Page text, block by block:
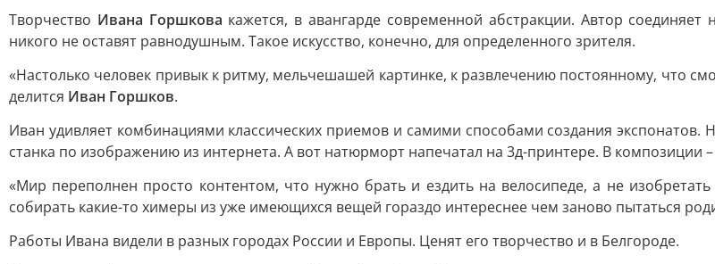
Творчество Ивана Горшкова кажется, в авангарде современной абстракции. Автор
никого не оставят равнодушным. Такое искусство, конечно, для определенного зрителя.
«Настолько человек привык к ритму, мельчешашей картинке, к развлечению постоянному, что
делится Иван Горшков.
Иван удивляет комбинациями классических приемов и самими способами создания
станка по изображению из интернета. А вот натюрморт напечатал на 3д-принтере. В композиции
«Мир переполнен просто контентом, что нужно брать и ездить на велосипеде, а не
собирать какие-то химеры из уже имеющихся вещей гораздо интереснее чем заново пытаться
Работы Ивана видели в разных городах России и Европы. Ценят его творчество и в Белгороде.